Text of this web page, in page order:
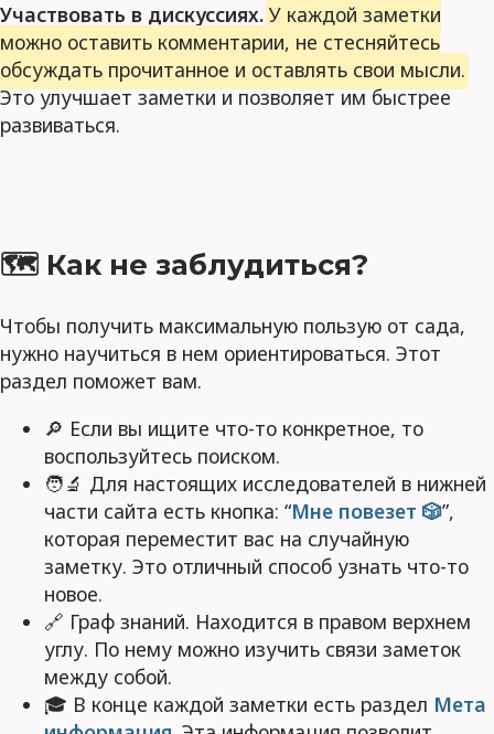
Участвовать в дискуссиях. У каждой заметки
можно оставить комментарии, не стесняйтесь
обсуждать прочитанное и оставлять свои мысли.
Это улучшает заметки и позволяет им быстрее
развиваться.
🗺 Как не заблудиться?
Чтобы получить максимальную пользую от сада,
нужно научиться в нем ориентироваться. Этот
раздел поможет вам.
🔎 Если вы ищите что-то конкретное, то
воспользуйтесь поиском.
🧑‍🔬 Для настоящих исследователей в нижней
части сайта есть кнопка: “Мне повезет 🎲”,
которая переместит вас на случайную
заметку. Это отличный способ узнать что-то
новое.
🔗 Граф знаний. Находится в правом верхнем
углу. По нему можно изучить связи заметок
между собой.
🎓 В конце каждой заметки есть раздел Мета